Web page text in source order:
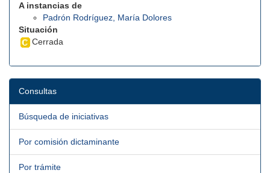
A instancias de
Padrón Rodríguez, María Dolores
Situación
Cerrada
Consultas
Búsqueda de iniciativas
Por comisión dictaminante
Por trámite